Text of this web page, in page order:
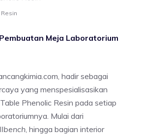
Meja Laboratorium
hadir sebagai
yang menspesialisasikan
Phenolic Resin pada setiap
Mulai dari
, hingga bagian interior